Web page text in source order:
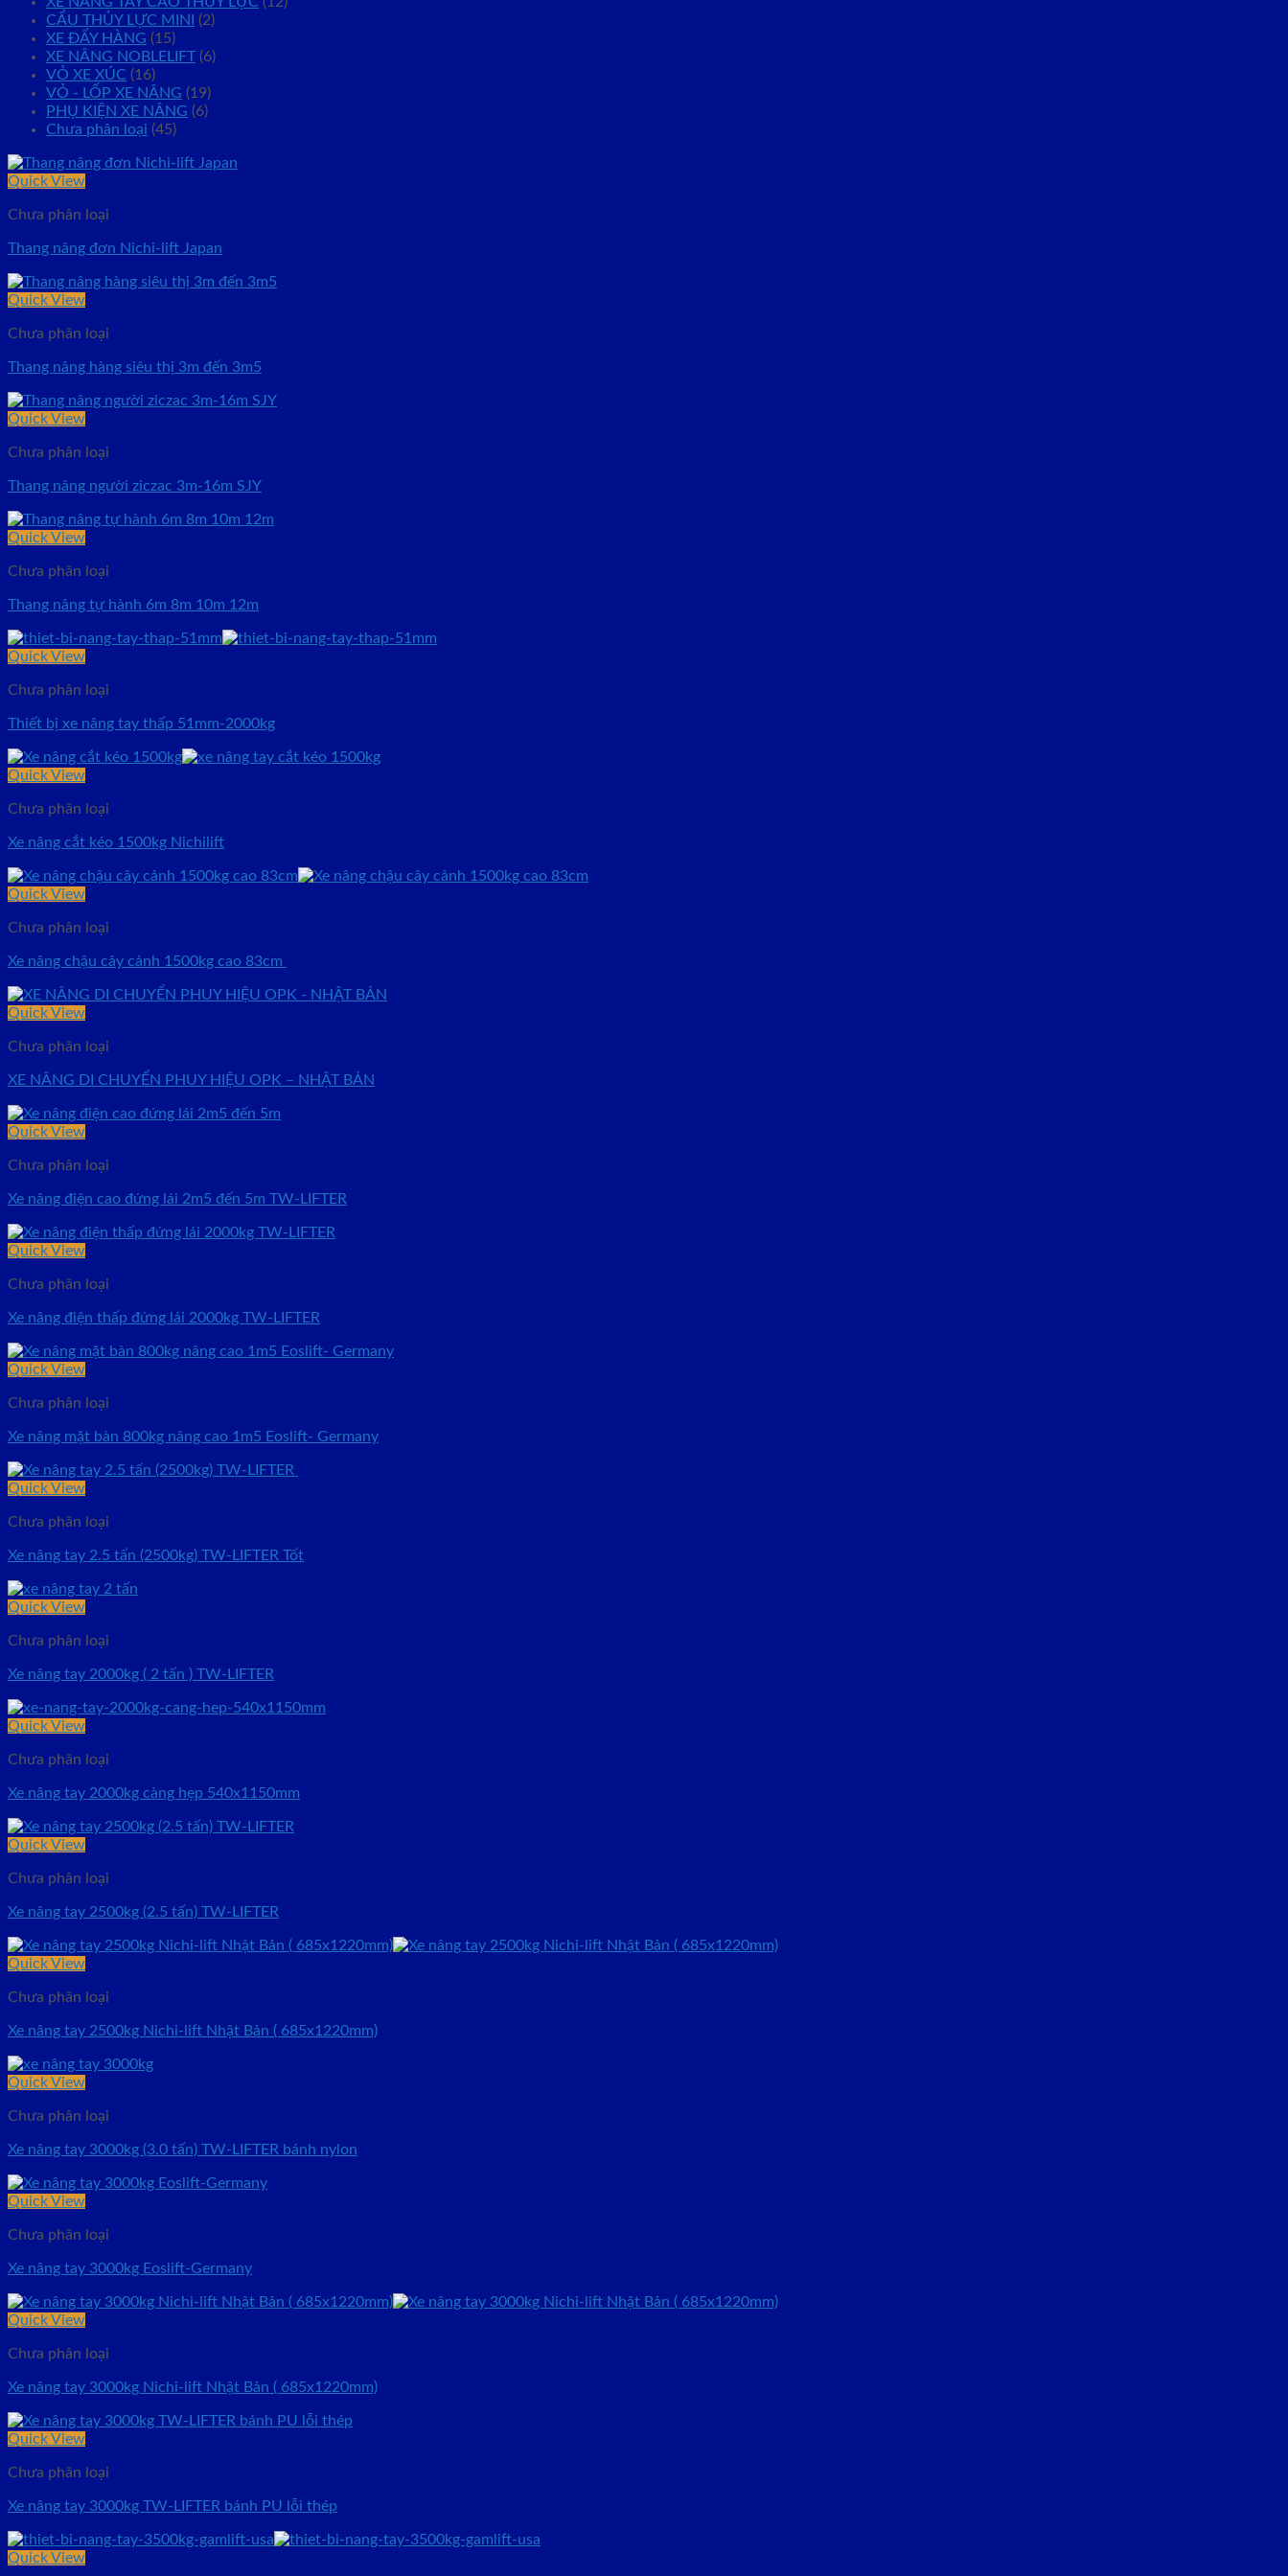
CẨU THỦY LỰC MINI
(2)
XE ĐẨY HÀNG (15)
XE NÂNG NOBLELIFT (6)
VỎ XE XÚC (16)
VỎ - LỐP XE NÂNG (19)
PHỤ KIỆN XE NÂNG (6)
Chưa phân loại (45)
Quick View
Chưa phân loại
Thang nâng đơn Nichi-lift Japan
Quick View
Chưa phân loại
Thang nâng hàng siêu thị 3m đến 3m5
Quick View
Chưa phân loại
Thang nâng người ziczac 3m-16m SJY
Quick View
Chưa phân loại
Thang nâng tự hành 6m 8m 10m 12m
Quick View
Chưa phân loại
Thiết bị xe nâng tay thấp 51mm-2000kg
Quick View
Chưa phân loại
Xe nâng cắt kéo 1500kg Nichilift
Quick View
Chưa phân loại
Xe nâng chậu cây cảnh 1500kg cao 83cm
Quick View
Chưa phân loại
XE NÂNG DI CHUYỂN PHUY HIỆU OPK – NHẬT BẢN
Quick View
Chưa phân loại
Xe nâng điện cao đứng lái 2m5 đến 5m TW-LIFTER
Quick View
Chưa phân loại
Xe nâng điện thấp đứng lái 2000kg TW-LIFTER
Quick View
Chưa phân loại
Xe nâng mặt bàn 800kg nâng cao 1m5 Eoslift- Germany
Quick View
Chưa phân loại
Xe nâng tay 2.5 tấn (2500kg) TW-LIFTER Tốt
Quick View
Chưa phân loại
Xe nâng tay 2000kg ( 2 tấn ) TW-LIFTER
Quick View
Chưa phân loại
Xe nâng tay 2000kg càng hẹp 540x1150mm
Quick View
Chưa phân loại
Xe nâng tay 2500kg (2.5 tấn) TW-LIFTER
Quick View
Chưa phân loại
Xe nâng tay 2500kg Nichi-lift Nhật Bản ( 685x1220mm)
Quick View
Chưa phân loại
Xe nâng tay 3000kg (3.0 tấn) TW-LIFTER bánh nylon
Quick View
Chưa phân loại
Xe nâng tay 3000kg Eoslift-Germany
Quick View
Chưa phân loại
Xe nâng tay 3000kg Nichi-lift Nhật Bản ( 685x1220mm)
Quick View
Chưa phân loại
Xe nâng tay 3000kg TW-LIFTER bánh PU lỗi thép
Quick View